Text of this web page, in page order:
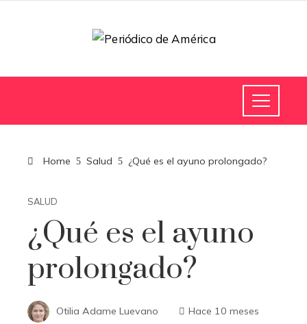
Home Salud ¿Qué es el ayuno prolongado?
SALUD
¿Qué es el ayuno
prolongado?
Otilia Adame Luevano
Hace 10 meses